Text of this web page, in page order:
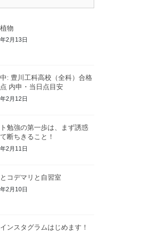
物
2月13日
: 豊川工科高校（全科）合格
内申・当日点目安
2月12日
勉強の第一歩は、まず誘惑
断ちきること！
2月11日
コデマリと自習室
2月10日
ンスタグラムはじめます！